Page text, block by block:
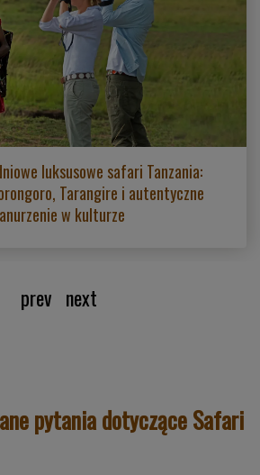
luksusowe safari Tanzania:
Tarangire i autentyczne
w kulturze
prev next
pytania dotyczące Safari